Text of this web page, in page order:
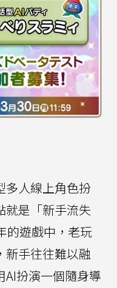
多人線上角色扮
就是「新手流失
的遊戲中，老玩
新手往往難以融
AI扮演一個隨身導